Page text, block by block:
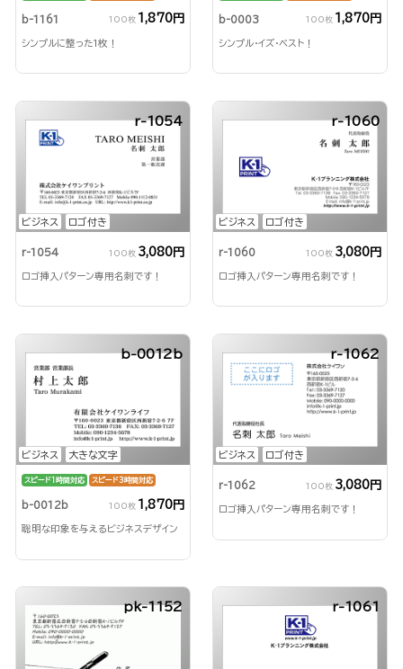
b-1161 100枚 1,870円
シンプルに整った1枚！
b-0003 100枚 1,870円
シンプル・イズ・ベスト！
ビジネス ロゴ付き
r-1054
r-1054 100枚 3,080円
ロゴ挿入パターン専用名刺です！
ビジネス ロゴ付き
r-1060
r-1060 100枚 3,080円
ロゴ挿入パターン専用名刺です！
ビジネス 大きな文字
b-0012b
スピード1時間対応 スピード3時間対応
b-0012b 100枚 1,870円
聡明な印象を与えるビジネスデザイン
ビジネス ロゴ付き
r-1062
r-1062 100枚 3,080円
ロゴ挿入パターン専用名刺です！
pk-1152 r-1061